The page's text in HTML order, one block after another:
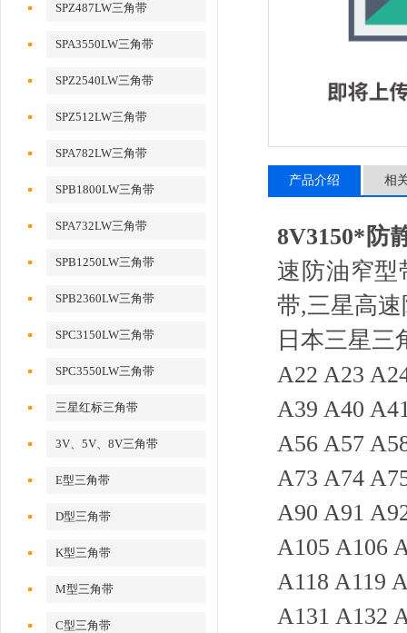
SPZ487LW三角带
SPA3550LW三角带
SPZ2540LW三角带
SPZ512LW三角带
SPA782LW三角带
SPB1800LW三角带
SPA732LW三角带
SPB1250LW三角带
SPB2360LW三角带
SPC3150LW三角带
SPC3550LW三角带
三星红标三角带
3V、5V、8V三角带
E型三角带
D型三角带
K型三角带
M型三角带
C型三角带
产品介绍 相
8V3150*防
速防油窄
带,三星高
日本三星三
A22 A23
A39 A40
A56 A57
A73 A74
A90 A91
A105 A106
A118 A119
A131 A132